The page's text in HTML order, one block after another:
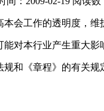
会工作的透明度，
对本行业产生重大
和《章程》的有关